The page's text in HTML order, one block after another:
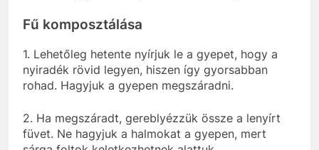
Fű komposztálása
1. Lehetőleg hetente nyírjuk le a gyepet, hogy a
nyiradék rövid legyen, hiszen így gyorsabban
rohad. Hagyjuk a gyepen megszáradni.
2. Ha megszáradt, gereblyézzük össze a lenyírt
füvet. Ne hagyjuk a halmokat a gyepen, mert